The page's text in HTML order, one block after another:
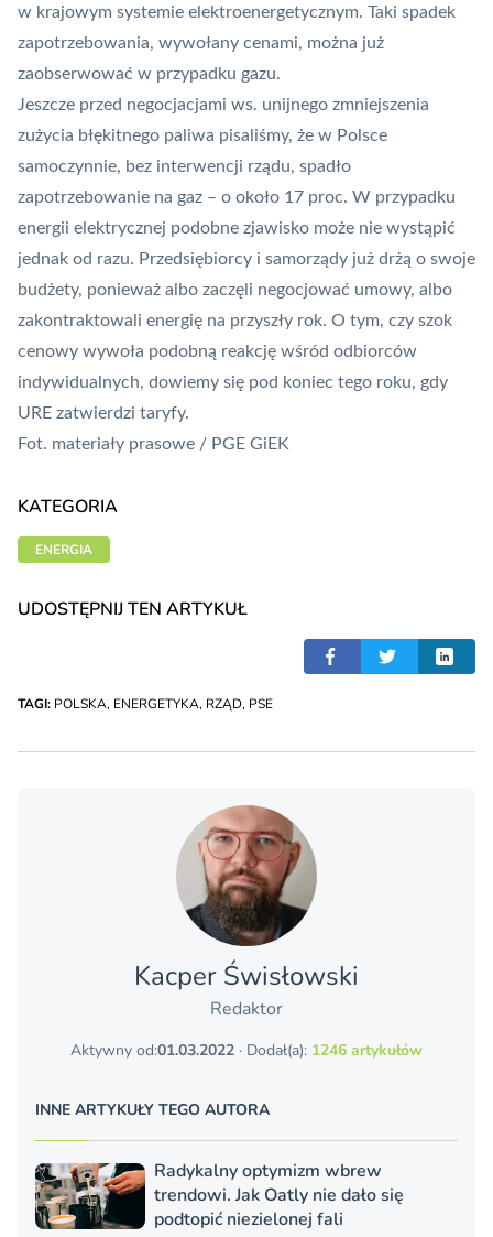
w krajowym systemie elektroenergetycznym. Taki spadek
zapotrzebowania, wywołany cenami, można już
zaobserwować w przypadku gazu.
Jeszcze przed negocjacjami ws. unijnego zmniejszenia
zużycia błękitnego paliwa pisaliśmy, że w Polsce
samoczynnie, bez interwencji rządu, spadło
zapotrzebowanie na gaz – o około 17 proc. W przypadku
energii elektrycznej podobne zjawisko może nie wystąpić
jednak od razu. Przedsiębiorcy i samorządy już drżą o swoje
budżety, ponieważ albo zaczęli negocjować umowy, albo
zakontraktowali energię na przyszły rok. O tym, czy szok
cenowy wywoła podobną reakcję wśród odbiorców
indywidualnych, dowiemy się pod koniec tego roku, gdy
URE zatwierdzi taryfy.
Fot. materiały prasowe / PGE GiEK
KATEGORIA
ENERGIA
UDOSTĘPNIJ TEN ARTYKUŁ
TAGI: POLSKA, ENERGETYKA, RZĄD, PSE
Kacper Świsło­wski
Redaktor
Aktywny od:01.03.2022 · Dodał(a): 1246 artykułów
INNE ARTYKUŁY TEGO AUTORA
Radykalny optymizm wbrew
trendowi. Jak Oatly nie dało się
podtopić niezielonej fali